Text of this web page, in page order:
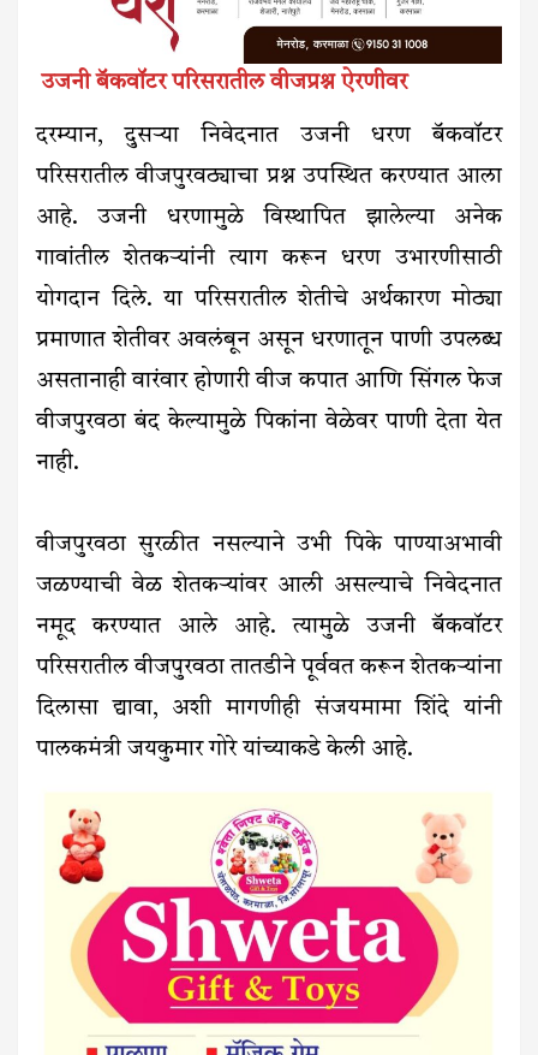
उजनी बॅकवॉटर परिसरातील वीजप्रश्न ऐरणीवर
दरम्यान, दुसऱ्या निवेदनात उजनी धरण बॅकवॉटर
परिसरातील वीजपुरवठ्याचा प्रश्न उपस्थित करण्यात आला
आहे. उजनी धरणामुळे विस्थापित झालेल्या अनेक
गावांतील शेतकऱ्यांनी त्याग करून धरण उभारणीसाठी
योगदान दिले. या परिसरातील शेतीचे अर्थकारण मोठ्या
प्रमाणात शेतीवर अवलंबून असून धरणातून पाणी उपलब्ध
असतानाही वारंवार होणारी वीज कपात आणि सिंगल फेज
वीजपुरवठा बंद केल्यामुळे पिकांना वेळेवर पाणी देता येत
नाही.
वीजपुरवठा सुरळीत नसल्याने उभी पिके पाण्याअभावी
जळण्याची वेळ शेतकऱ्यांवर आली असल्याचे निवेदनात
नमूद करण्यात आले आहे. त्यामुळे उजनी बॅकवॉटर
परिसरातील वीजपुरवठा तातडीने पूर्ववत करून शेतकऱ्यांना
दिलासा द्यावा, अशी मागणीही संजयमामा शिंदे यांनी
पालकमंत्री जयकुमार गोरे यांच्याकडे केली आहे.